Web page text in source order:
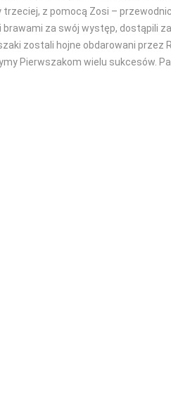
z pomocą Zosi –
za swój występ, dostąpili
zostali hojne obdarowani
Pierwszakom wielu sukcesów.